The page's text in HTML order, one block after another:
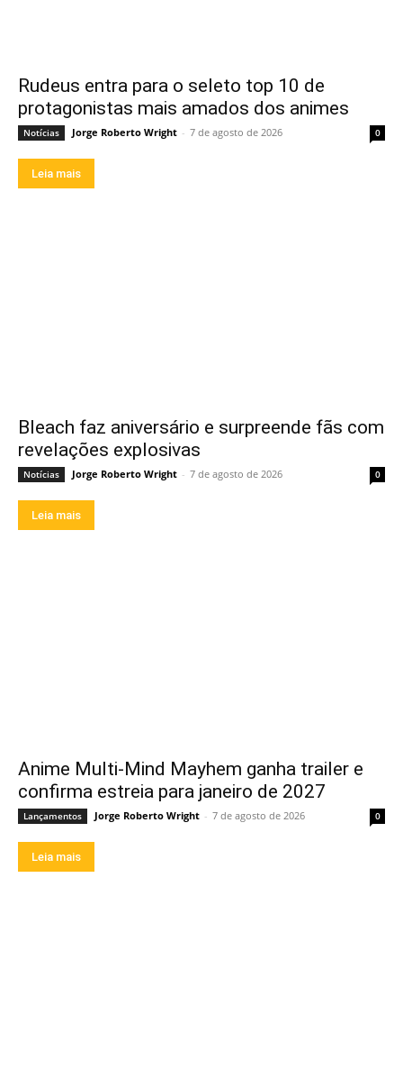
Rudeus entra para o seleto top 10 de
protagonistas mais amados dos animes
Notícias Jorge Roberto Wright - 7 de agosto de 2026 0
Leia mais
Bleach faz aniversário e surpreende fãs com
revelações explosivas
Notícias Jorge Roberto Wright - 7 de agosto de 2026 0
Leia mais
Anime Multi-Mind Mayhem ganha trailer e
confirma estreia para janeiro de 2027
Lançamentos Jorge Roberto Wright - 7 de agosto de 2026 0
Leia mais